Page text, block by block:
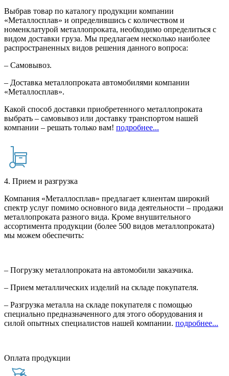
Выбрав товар по каталогу продукции компании
«Металлосплав» и определившись с количеством и
номенклатурой металлопроката, необходимо определиться с
видом доставки груза. Мы предлагаем несколько наиболее
распространенных видов решения данного вопроса:
– Самовывоз.
– Доставка металлопроката автомобилями компании
«Металлосплав».
Какой способ доставки приобретенного металлопроката
выбрать – самовывоз или доставку транспортом нашей
компании – решать только вам! подробнее...
4. Прием и разгрузка
Компания «Металлосплав» предлагает клиентам широкий
спектр услуг помимо основного вида деятельности – продажи
металлопроката разного вида. Кроме внушительного
ассортимента продукции (более 500 видов металлопроката)
мы можем обеспечить:
– Погрузку металлопроката на автомобили заказчика.
– Прием металлических изделий на складе покупателя.
– Разгрузка металла на складе покупателя с помощью
специально предназначенного для этого оборудования и
силой опытных специалистов нашей компании. подробнее...
Оплата продукции